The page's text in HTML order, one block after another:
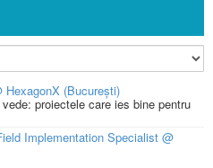
HexagonX (București)
proiectele care ies bine pentru
Implementation Specialist @